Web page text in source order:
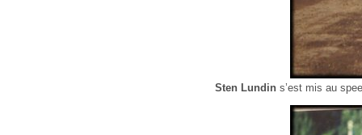
Sten Lundin s’est mis au